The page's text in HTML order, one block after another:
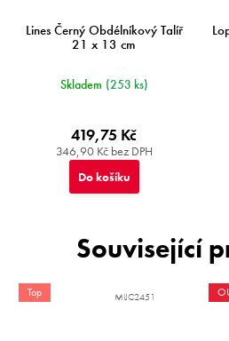
Lines Černý Obdélníkový Talíř
21 x 13 cm
Skladem (253 ks)
346,90 Kč bez DPH
419,75 Kč
Do košíku
Související
Top MIJC2451